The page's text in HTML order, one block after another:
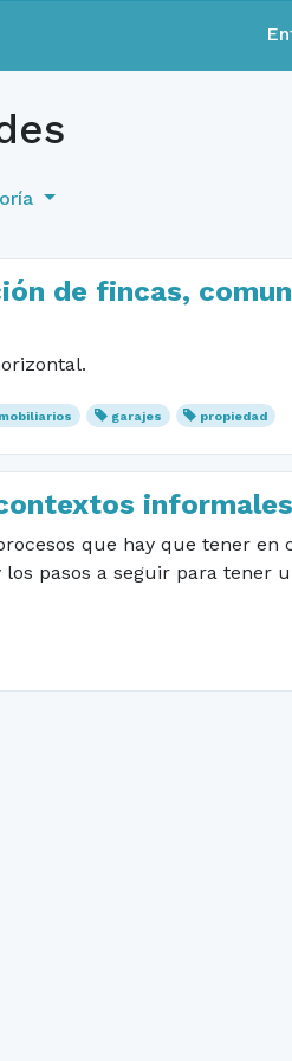
de fincas,
garajes propiedad
informales
que hay que tener
pasos a seguir para tener